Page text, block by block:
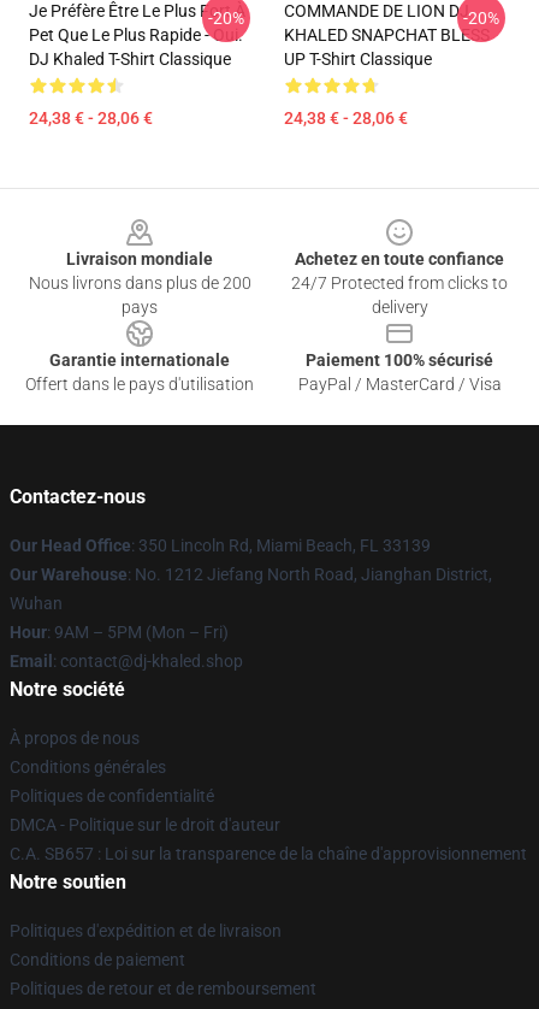
Je Préfère Être Le Plus Fort À
Pet Que Le Plus Rapide - Oui.
DJ Khaled T-Shirt Classique
24,38 € - 28,06 €
-20%
COMMANDE DE LION DJ
KHALED SNAPCHAT BLESS
UP T-Shirt Classique
24,38 € - 28,06 €
-20%
Livraison mondiale
Nous livrons dans plus de 200
pays
Achetez en toute confiance
24/7 Protected from clicks to
delivery
Garantie internationale
Offert dans le pays d'utilisation
Paiement 100% sécurisé
PayPal / MasterCard / Visa
Contactez-nous
Our Head Office: 350 Lincoln Rd, Miami Beach, FL 33139
Our Warehouse: No. 1212 Jiefang North Road, Jianghan District,
Wuhan
Hour: 9AM – 5PM (Mon – Fri)
Email : contact@dj-khaled.shop
Notre société
À propos de nous
Conditions générales
Politiques de confidentialité
DMCA - Politique sur le droit d'auteur
C.A. SB657 : Loi sur la transparence de la chaîne d'approvisionnement
Notre soutien
Politiques d'expédition et de livraison
Conditions de paiement
Politiques de retour et de remboursement